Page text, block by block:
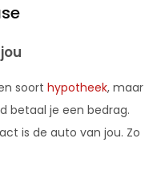
soort hypotheek, maar
betaal je een bedrag.
is de auto van jou. Zo